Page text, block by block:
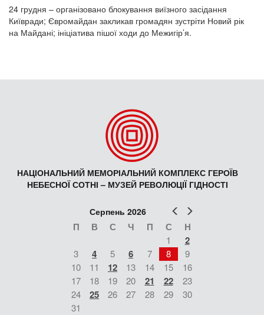
24 грудня – організовано блокування виїзного засідання
Київради; Євромайдан закликав громадян зустріти Новий рік
на Майдані; ініціатива пішої ходи до Межигір’я.
НАЦІОНАЛЬНИЙ МЕМОРІАЛЬНИЙ КОМПЛЕКС ГЕРОЇВ
НЕБЕСНОЇ СОТНІ – МУЗЕЙ РЕВОЛЮЦІЇ ГІДНОСТІ
Попер
Серпень 2026
П В С Ч П С Н
1 2
3 4 5 6 7 8
9
10
11 12 13 14 15
16
17
18 19 20 21 22
23
24
25 26 27 28 29
30
31